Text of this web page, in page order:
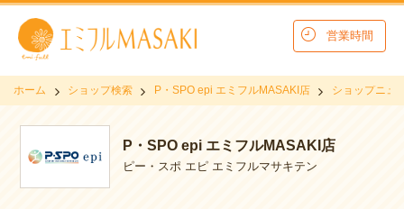
営業時間
ホーム ショップ検索 P・SPO epi エミフルMASAKI店 ショップニュ
P・SPO epi エミフルMASAKI店
ピー・スポ エピ エミフルマサキテン